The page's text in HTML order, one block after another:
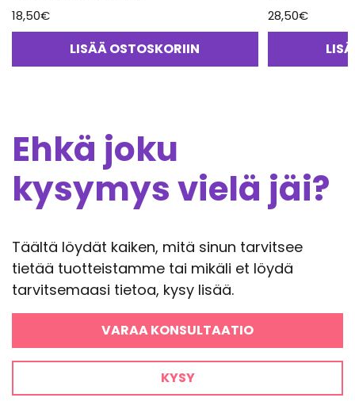
18,50€
LISÄÄ OSTOSKORIIN
28,50€
Ehkä joku
kysymys vielä jäi?
Täältä löydät kaiken, mitä sinun tarvitsee
tietää tuotteistamme tai mikäli et löydä
tarvitsemaasi tietoa, kysy lisää.
VARAA KONSULTAATIO
KYSY